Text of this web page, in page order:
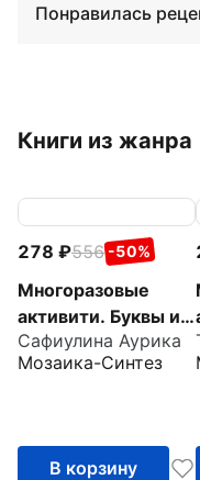
Понравилась
Книги из жанра
278 556 -50%
Многоразовые
активити. Буквы и
цифры
Сафиулина Аурика
Мозаика-Синтез
В корзину